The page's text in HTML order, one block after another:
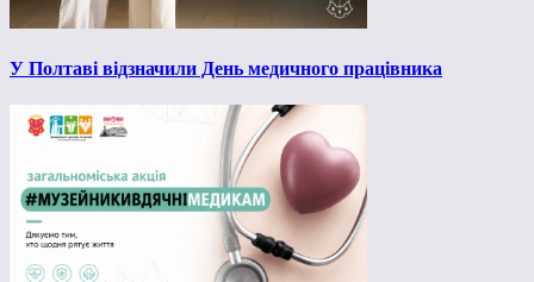
У Полтаві відзначили День медичного працівника